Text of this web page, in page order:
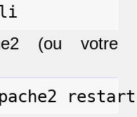
(ou votre